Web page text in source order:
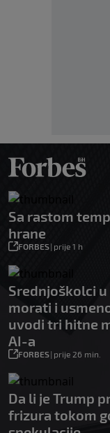
Sa rastom
hrane
FORBES| prije 1 h
Srednjoškolci
morati i
uvodi tri hitne
AI-a
FORBES| prije 26 min.
Da li je Trump
frizura tokom